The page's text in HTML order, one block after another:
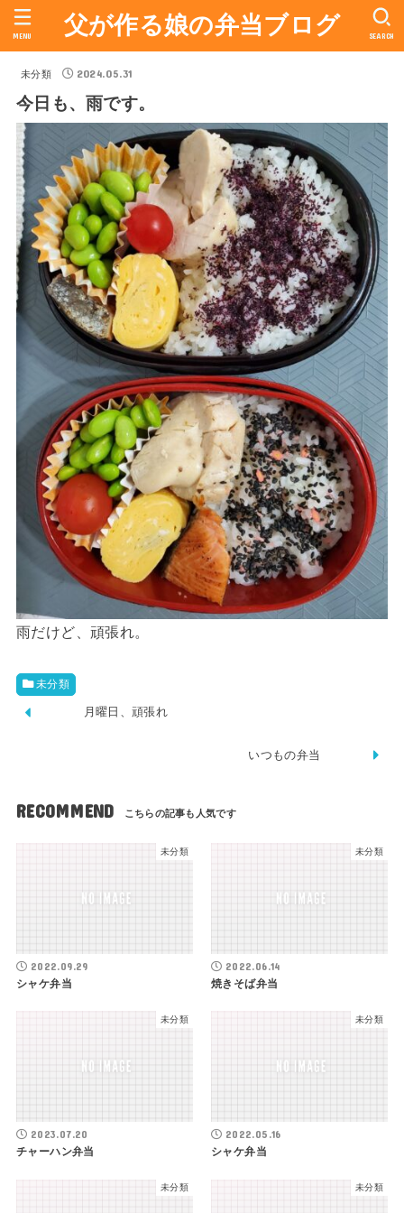
父が作る娘の弁当ブログ SEARCH
MENU
未分類 2024.05.31
今日も、雨です。
雨だけど、頑張れ。
未分類
月曜日、頑張れ
いつもの弁当
RECOMMEND
未分類
2022.09.29
シャケ弁当
未分類
2022.06.14
焼きそば弁当
未分類
2023.07.20
チャーハン弁当
未分類
2022.05.16
シャケ弁当
未分類 未分類